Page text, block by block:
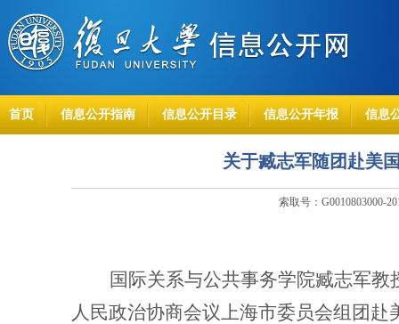
首页 信息公开指南 信息公开目录 信息公开年报 信息
关于臧志军随团赴美
索取号：G0010803000-
国际关系与公共事务学院臧志军教
人民政治协商会议上海市委员会组团